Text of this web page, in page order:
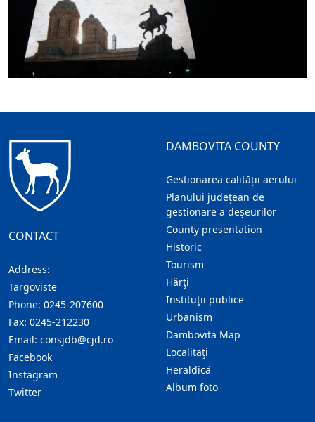
CONTACT
Address:
Targoviste
Phone: 0245-207600
Fax: 0245-212230
Email: consjdb@cjd.ro
Facebook
Instagram
Twitter
DAMBOVITA COUNTY
Gestionarea calității aerului
Planului județean de
gestionare a deșeurilor
County presentation
Historic
Tourism
Hărţi
Instituţii publice
Urbanism
Dambovita Map
Localitaţi
Heraldică
Album foto